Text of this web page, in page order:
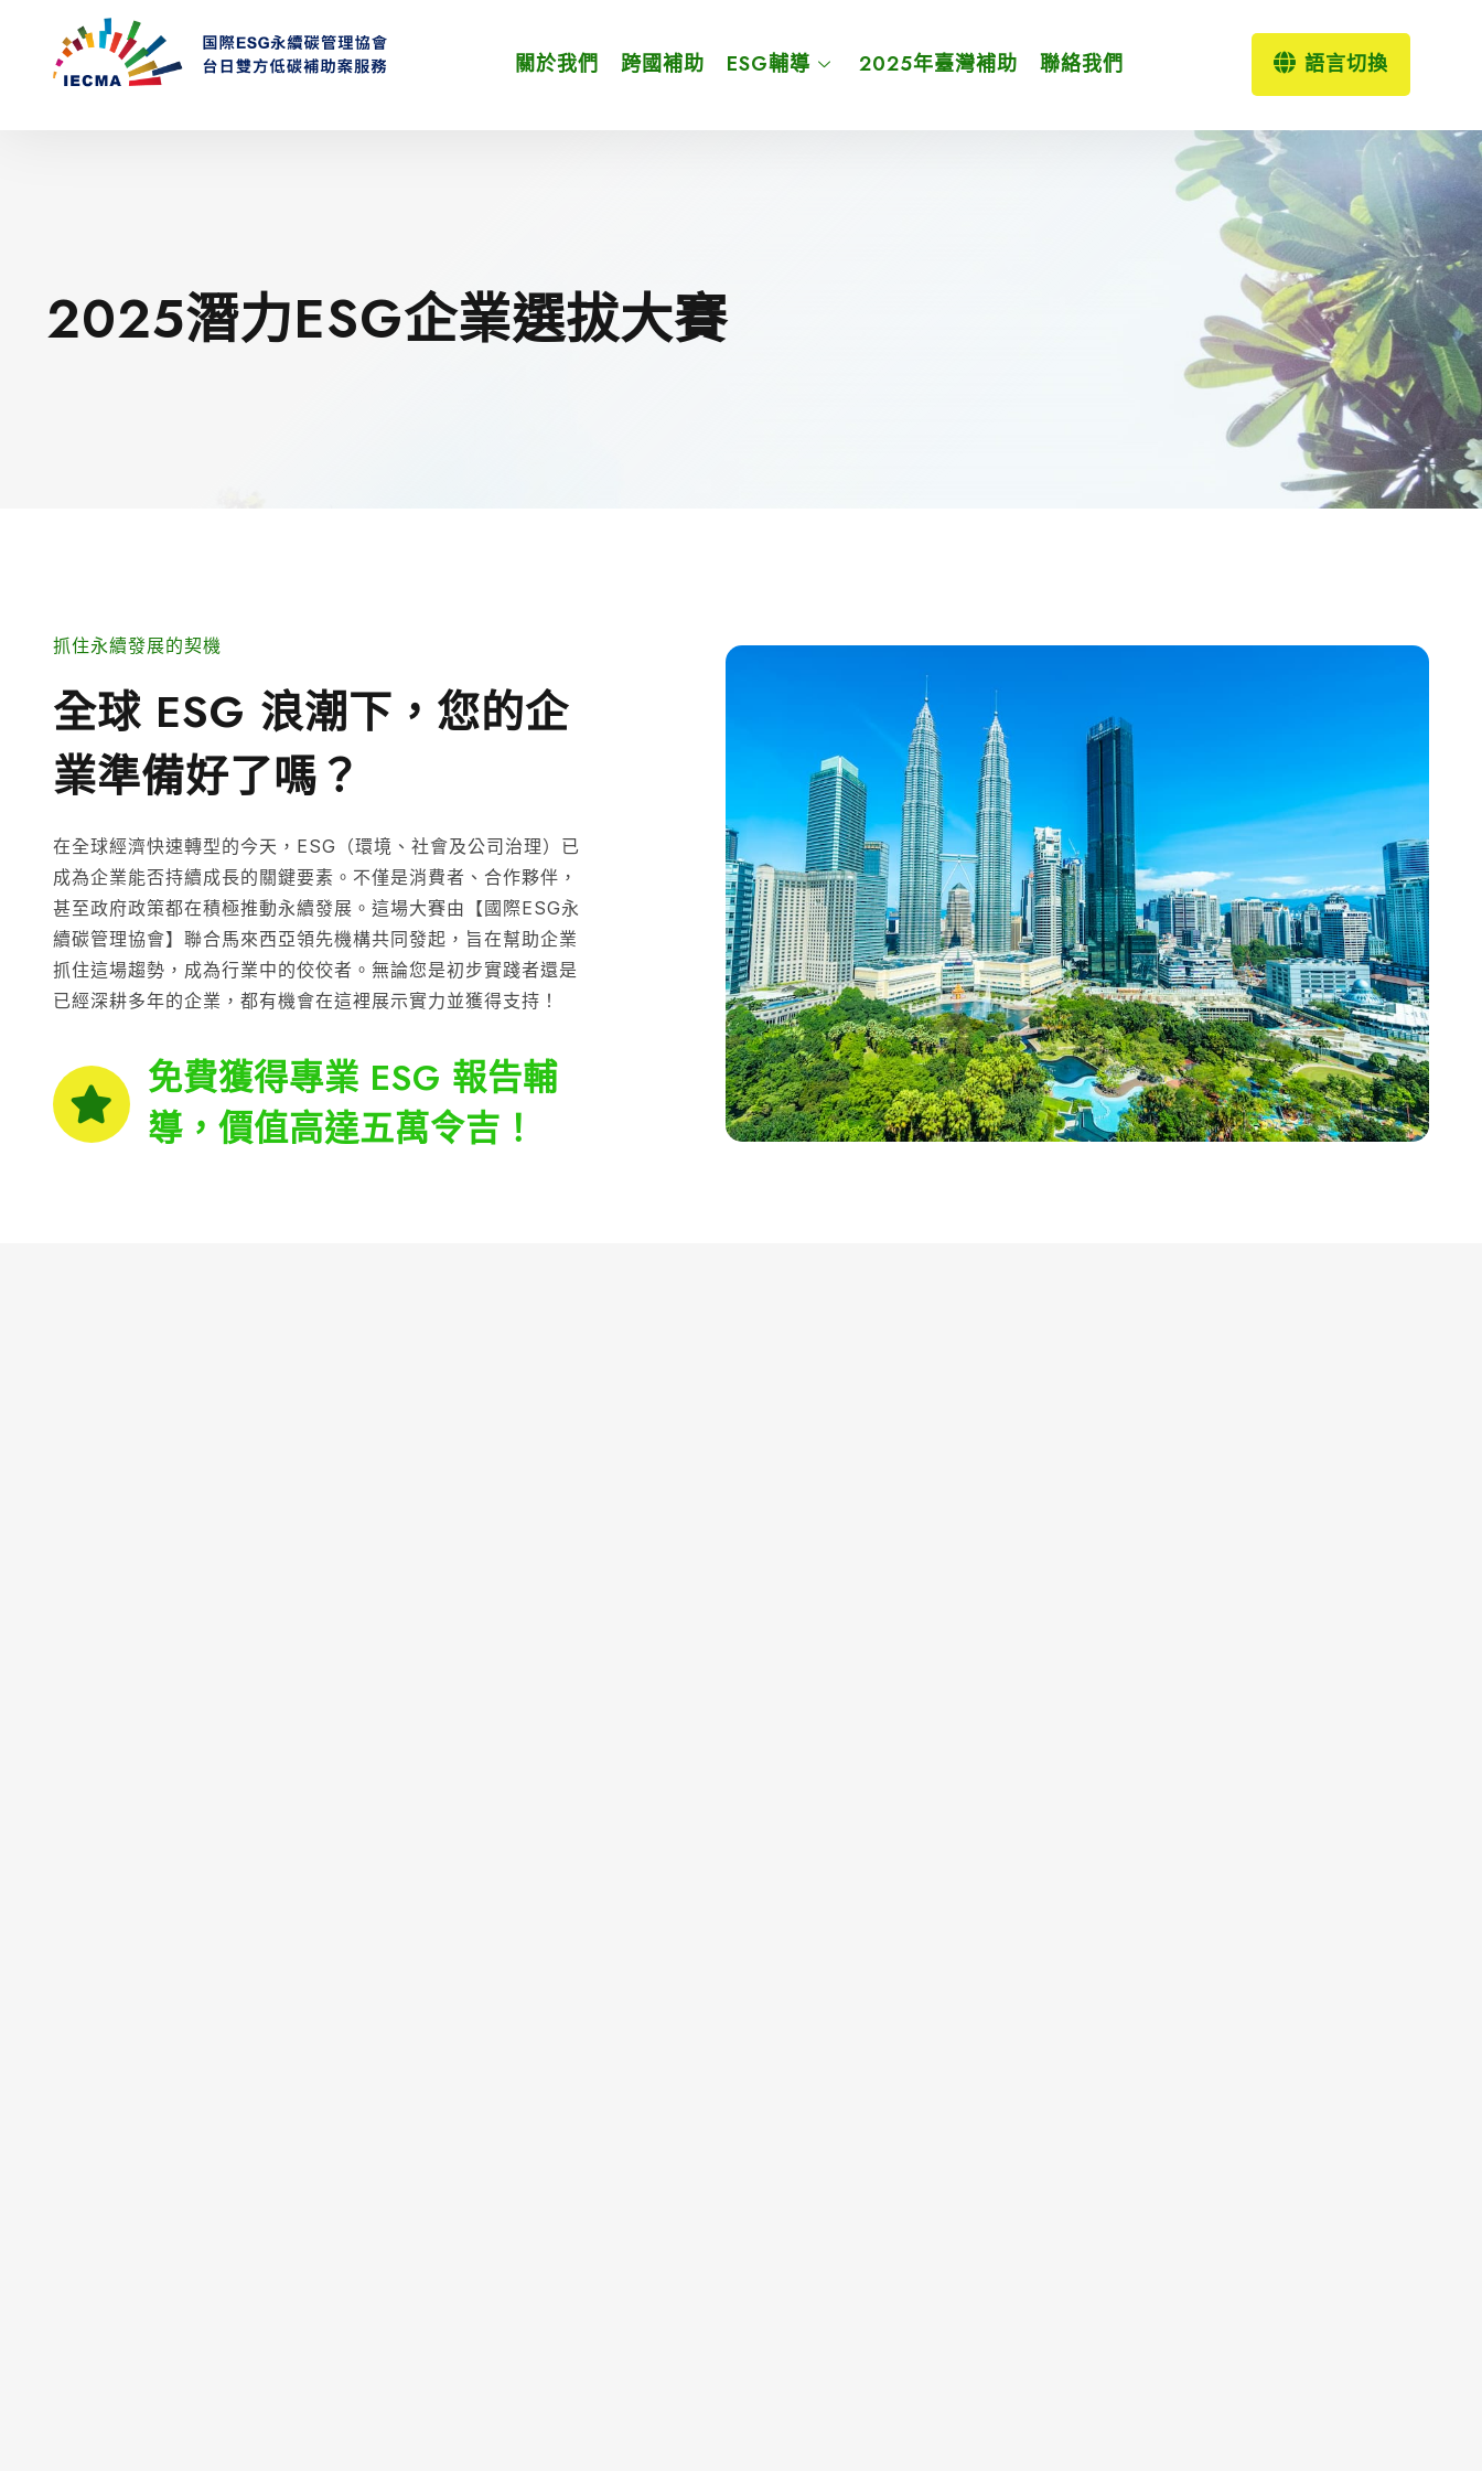
關於我們 跨國補助 ESG輔導 2025年臺灣補助 聯絡我們 語言切換
2025潛力ESG企業選拔大賽
抓住永續發展的契機
全球 ESG 浪潮下，您的企
業準備好了嗎？
在全球經濟快速轉型的今天，ESG（環境、社會及公司治理）已
成為企業能否持續成長的關鍵要素。不僅是消費者、合作夥伴，
甚至政府政策都在積極推動永續發展。這場大賽由【國際ESG永
續碳管理協會】聯合馬來西亞領先機構共同發起，旨在幫助企業
抓住這場趨勢，成為行業中的佼佼者。無論您是初步實踐者還是
已經深耕多年的企業，都有機會在這裡展示實力並獲得支持！
免費獲得專業 ESG 報告輔
導，價值高達五萬令吉！